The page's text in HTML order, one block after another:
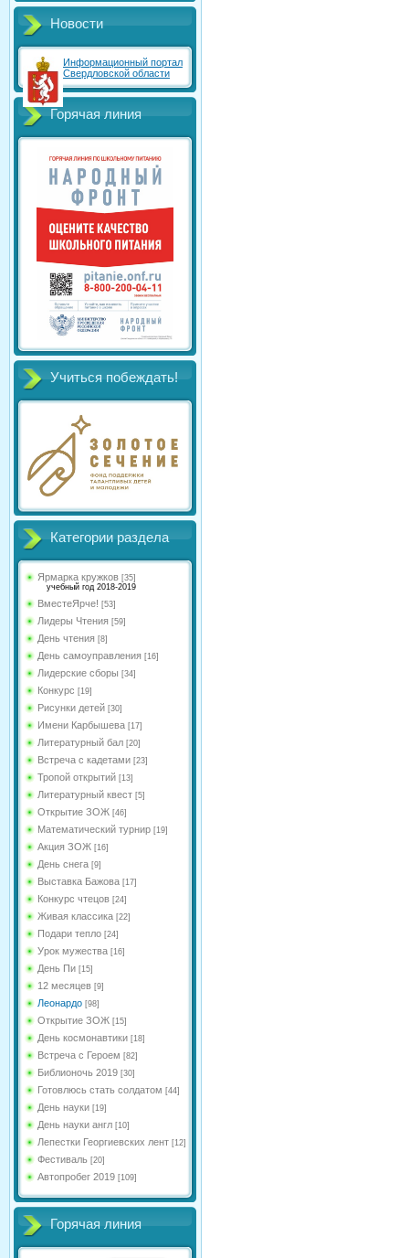
Новости
Информационный портал
Свердловской области
Горячая линия
Учиться побеждать!
Категории раздела
Ярмарка кружков [35]
учебный год 2018-2019
ВместеЯрче! [53]
Лидеры Чтения [59]
День чтения [8]
День самоуправления [16]
Лидерские сборы [34]
Конкурс [19]
Рисунки детей [30]
Имени Карбышева [17]
Литературный бал [20]
Встреча с кадетами [23]
Тропой открытий [13]
Литературный квест [5]
Открытие ЗОЖ [46]
Математический турнир [19]
Акция ЗОЖ [16]
День снега [9]
Выставка Бажова [17]
Конкурс чтецов [24]
Живая классика [22]
Подари тепло [24]
Урок мужества [16]
День Пи [15]
12 месяцев [9]
Леонардо [98]
Открытие ЗОЖ [15]
День космонавтики [18]
Встреча с Героем [82]
Библионочь 2019 [30]
Готовлюсь стать солдатом [44]
День науки [19]
День науки англ [10]
Лепестки Георгиевских лент [12]
Фестиваль [20]
Автопробег 2019 [109]
Горячая линия